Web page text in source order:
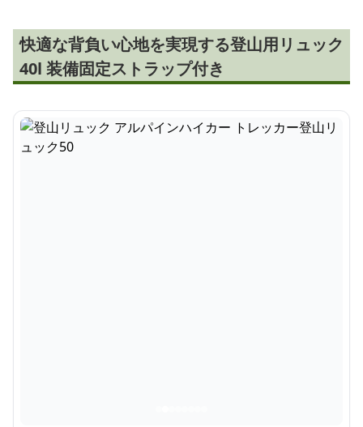
快適な背負い心地を実現する登山用リュック
40l 装備固定ストラップ付き